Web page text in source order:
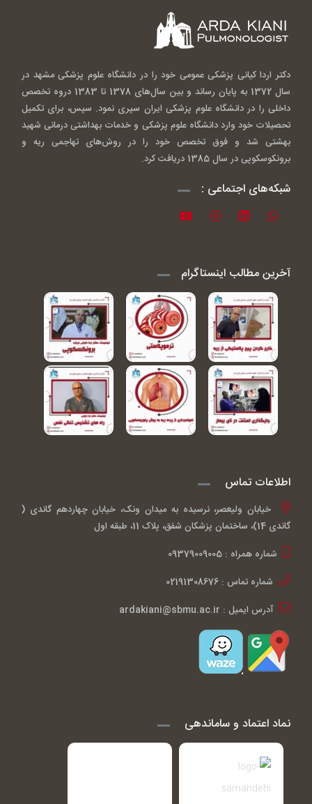
دکتر اردا کیانی پزشکی عمومی خود را در دانشگاه علوم پزشکی مشهد در
سال 1372 به پایان رساند و بین سال‌های 1378 تا 1383 دروه تخصص
داخلی را در دانشگاه علوم پزشکی ایران سپری نمود. سپس، برای تکمیل
تحصیلات خود وارد دانشگاه علوم پزشکی و خدمات بهداشتی درمانی شهید
بهشتی شد و فوق تخصص خود را در روش‌های تهاجمی ریه و
برونکوسکوپی در سال 1385 دریافت کرد.
شبکه‌های اجتماعی :
آخرین مطالب اینستاگرام
اطلاعات تماس
خیابان ولیعصر، نرسیده به میدان ونک، خیابان چهاردهم گاندی (
گاندی 14)، ساختمان پزشکان شفق، پلاک 11، طبقه اول
شماره همراه : 09379009005
شماره تماس : 02191308676
آدرس ایمیل : ardakiani@sbmu.ac.ir
نماد اعتماد و ساماندهی